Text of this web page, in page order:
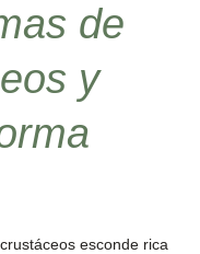
de
y
esconde rica